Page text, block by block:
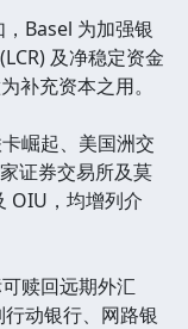
Basel 为加强银
及净稳定资金
补充资本之用。
崛起、美国洲交
证券交易所及莫
OIU，均增列介
赎回远期外汇
动银行、网路银